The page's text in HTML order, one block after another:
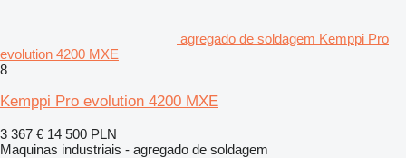
agregado de soldagem Kemppi Pro
evolution 4200 MXE
8
Kemppi Pro evolution 4200 MXE
3 367 € 14 500 PLN
Maquinas industriais - agregado de soldagem